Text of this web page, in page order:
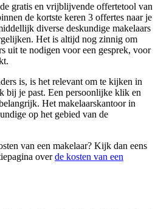
gratis en vrijblijvende offertetool van
de kortste keren 3 offertes naar je
diverse deskundige makelaars
Het is altijd nog zinnig om
uit te nodigen voor een gesprek, voor
is, is het relevant om te kijken in
bij je past. Een persoonlijke klik en
Het makelaarskantoor in
op het gebied van de
van een makelaar? Kijk dan eens
overde kosten van een